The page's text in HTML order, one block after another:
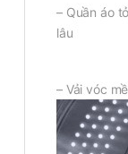
– Quần áo
lâu
– Vải vóc